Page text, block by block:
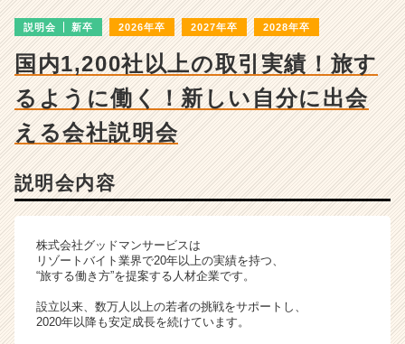
ベ
ン
チ
ャ
ー・
成
長
か
ら
ス
カ
ウ
が
説明会 新卒 2026年卒 2027年卒 2028年卒
国内1,200社以上の取引実績！旅す
るように働く！新しい自分に出会
える会社説明会
説明会内容
株式会社グッドマンサービスは
リゾートバイト業界で20年以上の実績を持つ、
“旅する働き方”を提案する人材企業です。
設立以来、数万人以上の若者の挑戦をサポートし、
2020年以降も安定成長を続けています。